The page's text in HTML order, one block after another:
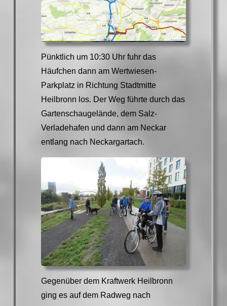
Pünktlich um 10:30 Uhr fuhr das
Häufchen dann am Wertwiesen-
Parkplatz in Richtung Stadtmitte
Heilbronn los. Der Weg führte durch das
Gartenschaugelände, dem Salz-
Verladehafen und dann am Neckar
entlang nach Neckargartach.
Gegenüber dem Kraftwerk Heilbronn
ging es auf dem Radweg nach